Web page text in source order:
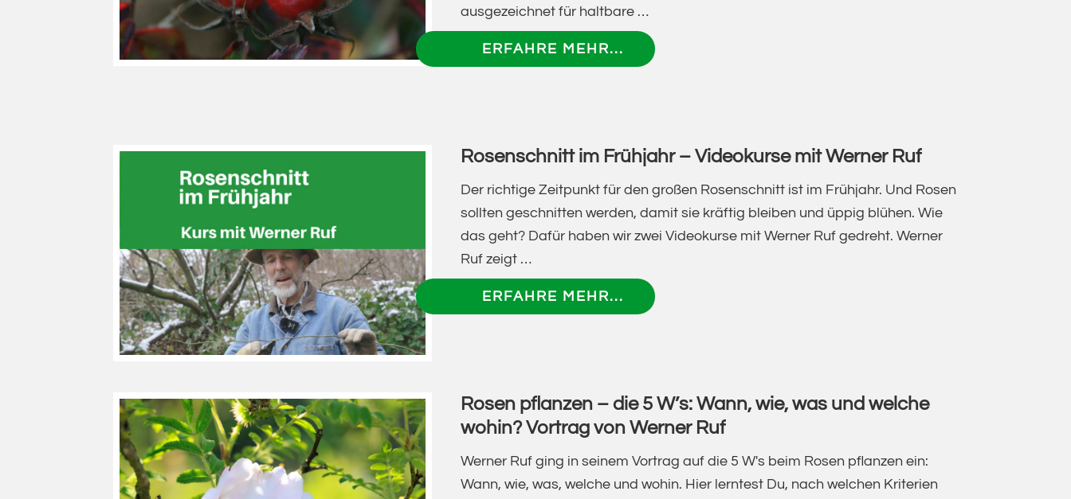
ausgezeichnet für haltbare …
ERFAHRE MEHR... ÜBERFRAU
HAGEBUTTE,
HERBST(SEHN)SÜCHTE:
VOM
NUTZEN
UND
DER
ROSENFRÜCHTE
WERNER
RUF
Rosenschnitt im Frühjahr – Videokurse mit Werner Ruf
Der richtige Zeitpunkt für den großen Rosenschnitt ist im Frühjahr. Und Rosen
sollten geschnitten werden, damit sie kräftig bleiben und üppig blühen. Wie
das geht? Dafür haben wir zwei Videokurse mit Werner Ruf gedreht. Werner
Ruf zeigt …
ERFAHRE MEHR... ÜBERROSENSCHNITT
IM
MIT
WERNER
RUF
Rosen pflanzen – die 5 W’s: Wann, wie, was und welche
wohin? Vortrag von Werner Ruf
Werner Ruf ging in seinem Vortrag auf die 5 W's beim Rosen pflanzen ein:
Wann, wie, was, welche und wohin. Hier lerntest Du, nach welchen Kriterien